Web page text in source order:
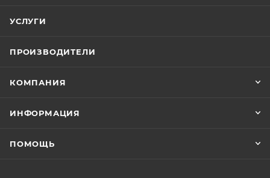
УСЛУГИ
ПРОИЗВОДИТЕЛИ
КОМПАНИЯ
ИНФОРМАЦИЯ
ПОМОЩЬ